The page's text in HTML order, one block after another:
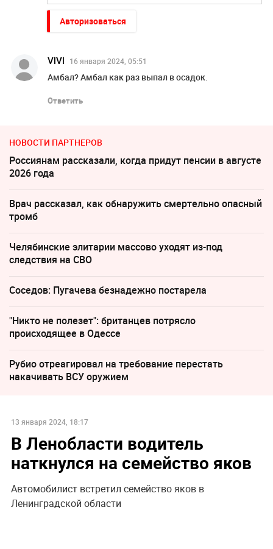
Авторизоваться
VlVl 16 января 2024, 05:51
Амбал? Амбал как раз выпал в осадок.
Ответить
НОВОСТИ ПАРТНЕРОВ
Россиянам рассказали, когда придут пенсии в августе
2026 года
Врач рассказал, как обнаружить смертельно опасный
тромб
Челябинские элитарии массово уходят из-под
следствия на СВО
Соседов: Пугачева безнадежно постарела
"Никто не полезет": британцев потрясло
происходящее в Одессе
Рубио отреагировал на требование перестать
накачивать ВСУ оружием
13 января 2024, 18:17
В Ленобласти водитель
наткнулся на семейство яков
Автомобилист встретил семейство яков в
Ленинградской области